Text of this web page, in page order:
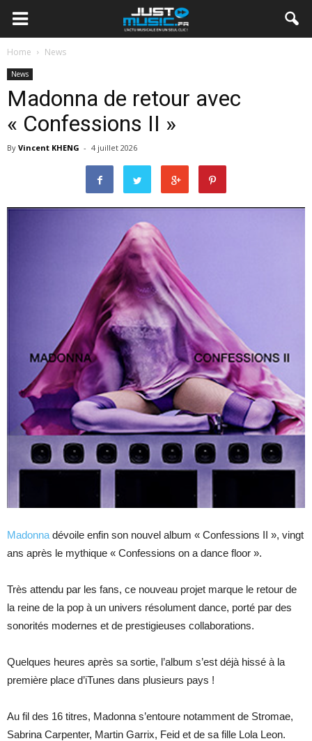
Home News
News
Madonna de retour avec
« Confessions II »
By Vincent KHENG - 4 juillet 2026
Madonna dévoile enfin son nouvel album « Confessions II », vingt
ans après le mythique « Confessions on a dance floor ».
Très attendu par les fans, ce nouveau projet marque le retour de
la reine de la pop à un univers résolument dance, porté par des
sonorités modernes et de prestigieuses collaborations.
Quelques heures après sa sortie, l’album s’est déjà hissé à la
première place d’iTunes dans plusieurs pays !
Au fil des 16 titres, Madonna s’entoure notamment de Stromae,
Sabrina Carpenter, Martin Garrix, Feid et de sa fille Lola Leon.